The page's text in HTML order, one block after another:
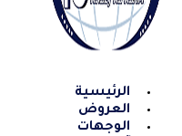
الرئيسية
العروض
الوجهات